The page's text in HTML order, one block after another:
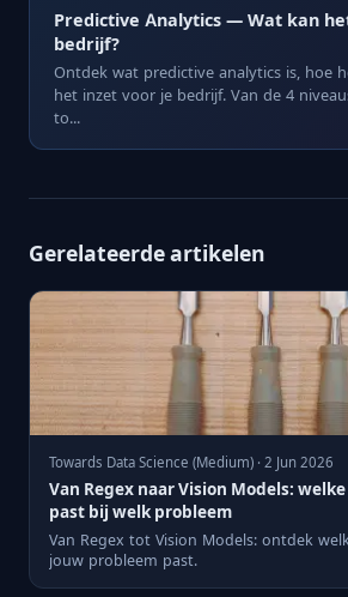
Predictive Analytics — Wat kan
bedrijf?
Ontdek wat predictive analytics is, hoe
het inzet voor je bedrijf. Van de 4
to...
Gerelateerde artikelen
Towards Data Science (Medium) · 2 Jun 2026
Van Regex naar Vision Models:
past bij welk probleem
Van Regex tot Vision Models: ontdek
jouw probleem past.